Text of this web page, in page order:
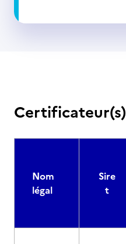
Certificateur(s)
Nom
légal
Sire
t